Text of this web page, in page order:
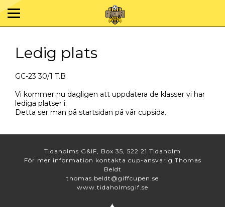
Ledig plats
GC-23 30/1 T.B
Vi kommer nu dagligen att uppdatera de klasser vi har
lediga platser i.
Detta ser man på startsidan på vår cupsida.
Tidaholms G&IF, Box 35, 522 21 Tidaholm
För mer information kontakta cup-ansvarig Thomas
Beldt
thomas.beldt@giffcupen.se
www.tidaholmsgif.se